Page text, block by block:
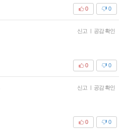
0
0
신고 | 공감 확인
0
0
신고 | 공감 확인
0
0